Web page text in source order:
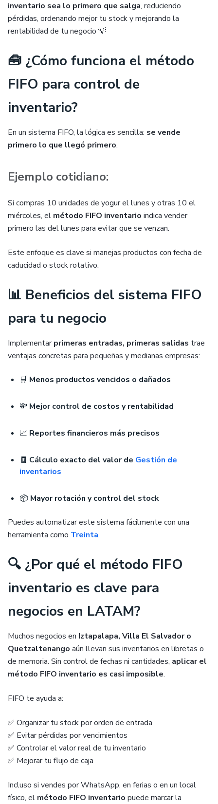
inventario sea lo primero que salga, reduciendo
pérdidas, ordenando mejor tu stock y mejorando la
rentabilidad de tu negocio 💡
🧰 ¿Cómo funciona el método
FIFO para control de
inventario?
En un sistema FIFO, la lógica es sencilla: se vende
primero lo que llegó primero.
Ejemplo cotidiano:
Si compras 10 unidades de yogur el lunes y otras 10 el
miércoles, el método FIFO inventario indica vender
primero las del lunes para evitar que se venzan.
Este enfoque es clave si manejas productos con fecha de
caducidad o stock rotativo.
📊 Beneficios del sistema FIFO
para tu negocio
Implementarprimeras entradas, primeras salidas trae
ventajas concretas para pequeñas y medianas empresas:
🛒 Menos productos vencidos o dañados
💸 Mejor control de costos y rentabilidad
📈 Reportes financieros más precisos
🧾 Cálculo exacto del valor de Gestión de
inventarios
📦 Mayor rotación y control del stock
Puedes automatizar este sistema fácilmente con una
herramienta como Treinta.
🔍 ¿Por qué el método FIFO
inventario es clave para
negocios en LATAM?
Muchos negocios en Iztapalapa, Villa El Salvador o
Quetzaltenango aún llevan sus inventarios en libretas o
de memoria. Sin control de fechas ni cantidades, aplicar el
método FIFO inventario es casi imposible.
FIFO te ayuda a:
✅ Organizar tu stock por orden de entrada
✅ Evitar pérdidas por vencimientos
✅ Controlar el valor real de tu inventario
✅ Mejorar tu flujo de caja
Incluso si vendes por WhatsApp, en ferias o en un local
físico, el método FIFO inventario puede marcar la